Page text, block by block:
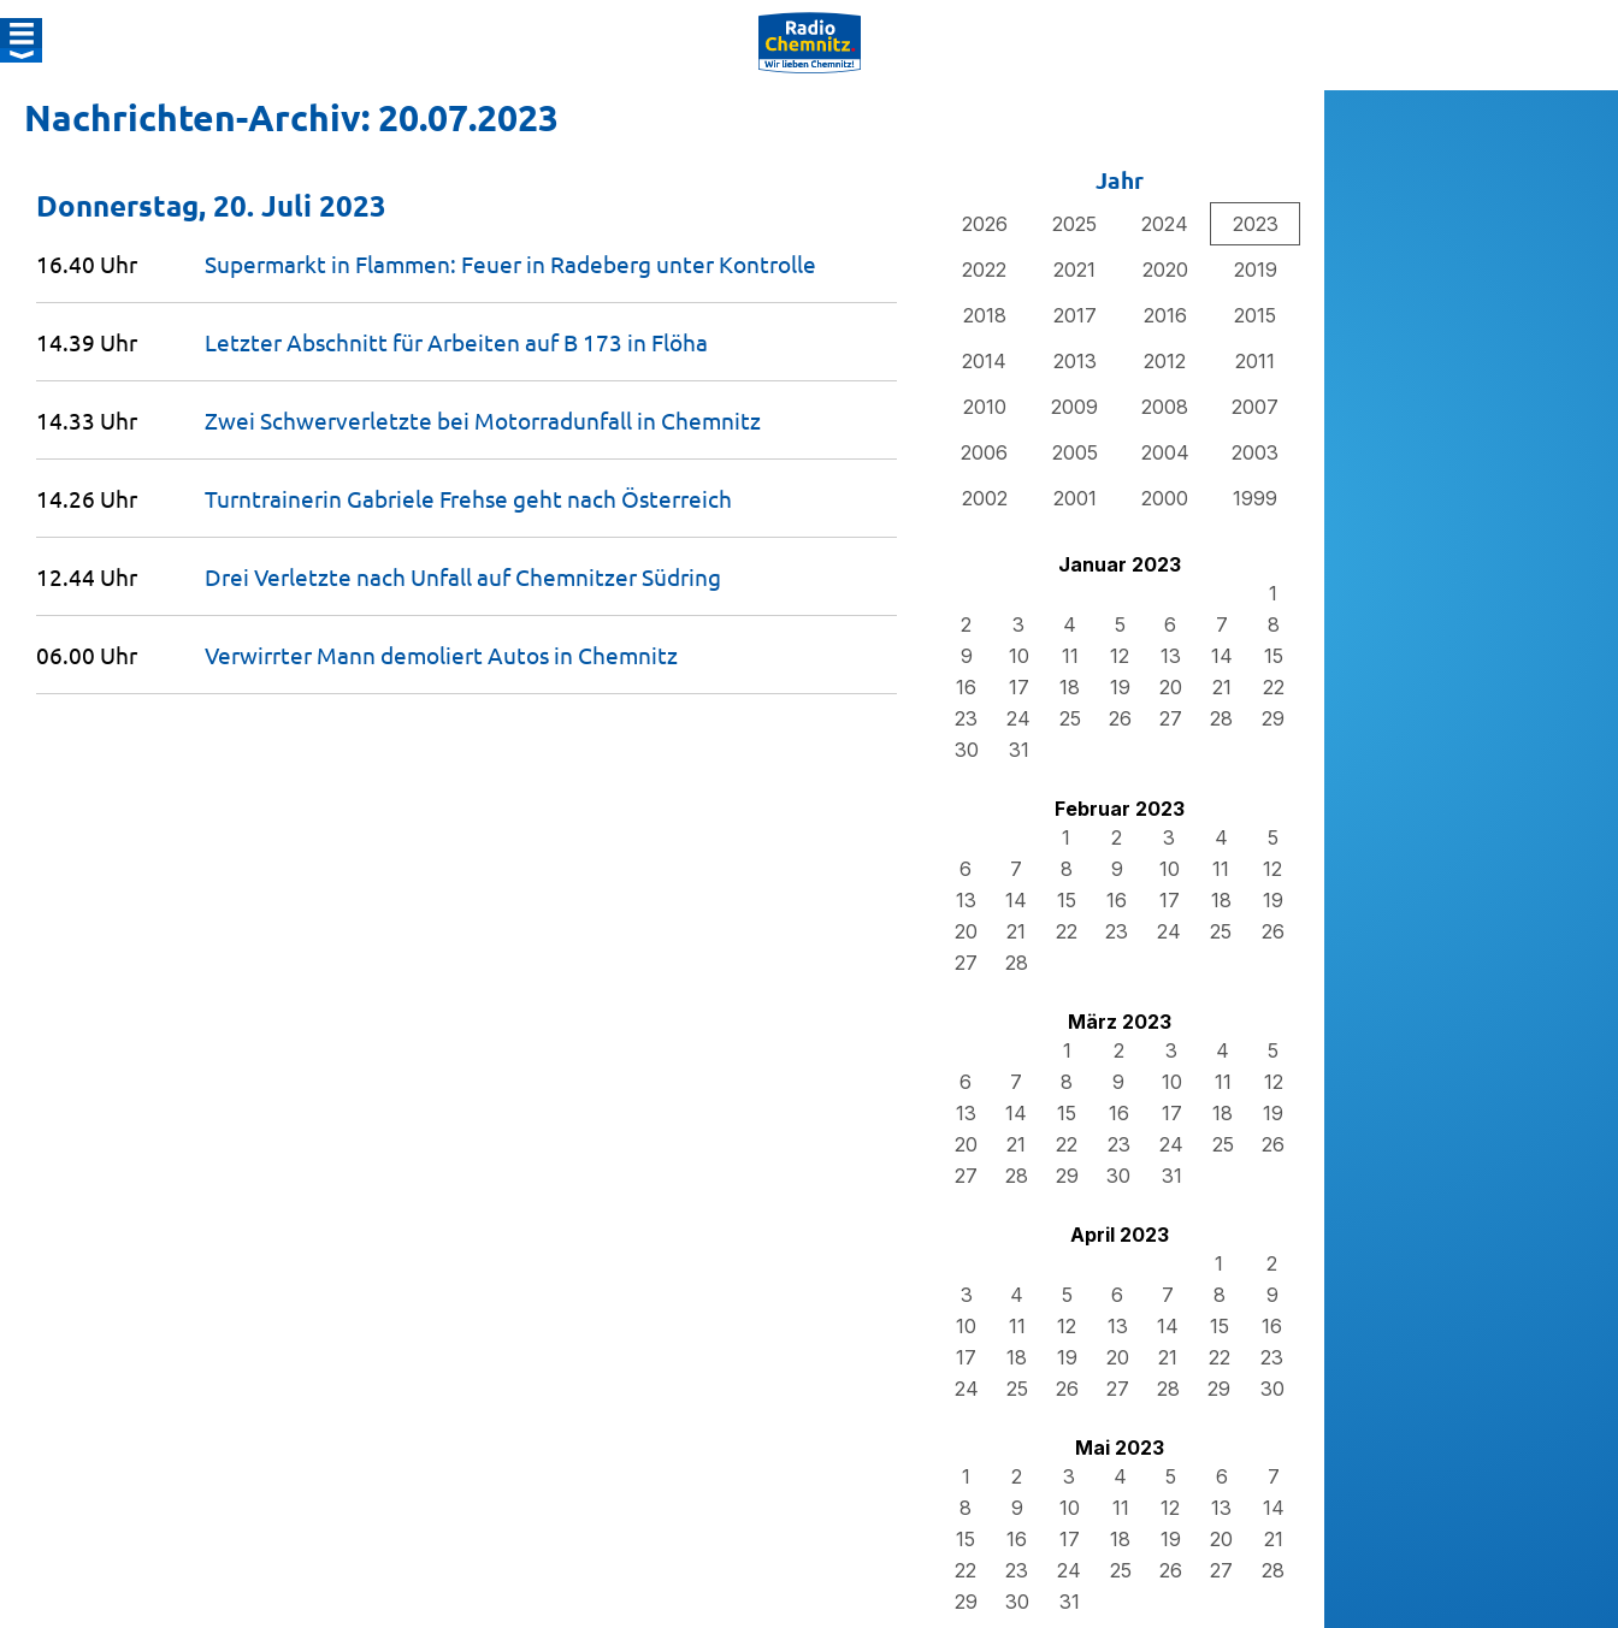
Nachrichten-Archiv: 20.07.2023
Jahr
2026 2025 2024
2023
2022
2021 2020
2019
2018
2017 2016
2015
2014
2013 2012
2011
2010
2009 2008
2007
2006
2005 2004
2003
2002
2001 2000 1999
Januar 2023
1
2
3 4 5 6 7
8
9
10 11 12 13 14
15
16
17 18 19 20 21
22
23
24 25 26 27 28
29
30
31
Februar 2023
1
2 3 4
5
6
7 8 9 10 11
12
13
14 15 16 17 18
19
20
21 22 23 24 25
26
27
28
März 2023
1
2 3 4
5
6
7 8 9 10 11
12
13
14 15 16 17 18
19
20
21 22 23 24 25
26
27
28 29 30 31
April 2023
1
2
3
4 5 6 7 8
9
10
11 12 13 14 15
16
17
18 19 20 21 22
23
24
25 26 27 28 29 30
Mai 2023
1
2 3 4 5 6
7
8
9 10 11 12 13
14
15
16 17 18 19 20
21
22
23 24 25 26 27
28
29
30 31
Donnerstag, 20. Juli 2023
16.40 Uhr Supermarkt in Flammen: Feuer in Radeberg unter Kontrolle
14.39 Uhr Letzter Abschnitt für Arbeiten auf B 173 in Flöha
14.33 Uhr Zwei Schwerverletzte bei Motorradunfall in Chemnitz
14.26 Uhr Turntrainerin Gabriele Frehse geht nach Österreich
12.44 Uhr Drei Verletzte nach Unfall auf ChemnitzerSüdring
06.00 Uhr Verwirrter Mann demoliert Autos in Chemnitz